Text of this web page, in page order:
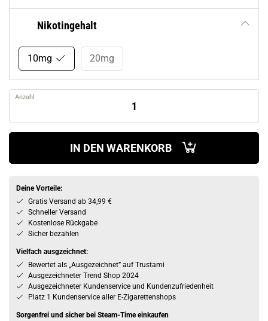
Nikotingehalt
10mg 20mg
Anzahl
IN DEN WARENKORB
Deine Vorteile:
Gratis Versand ab 34,99 €
Schneller Versand
Kostenlose Rückgabe
Sicher bezahlen
Vielfach ausgzeichnet:
Bewertet als „Ausgezeichnet” auf Trustami
Ausgezeichneter Trend Shop 2024
Ausgezeichneter Kundenservice und Kundenzufriedenheit
Platz 1 Kundenservice aller E-Zigarettenshops
Sorgenfrei und sicher bei Steam-Time einkaufen